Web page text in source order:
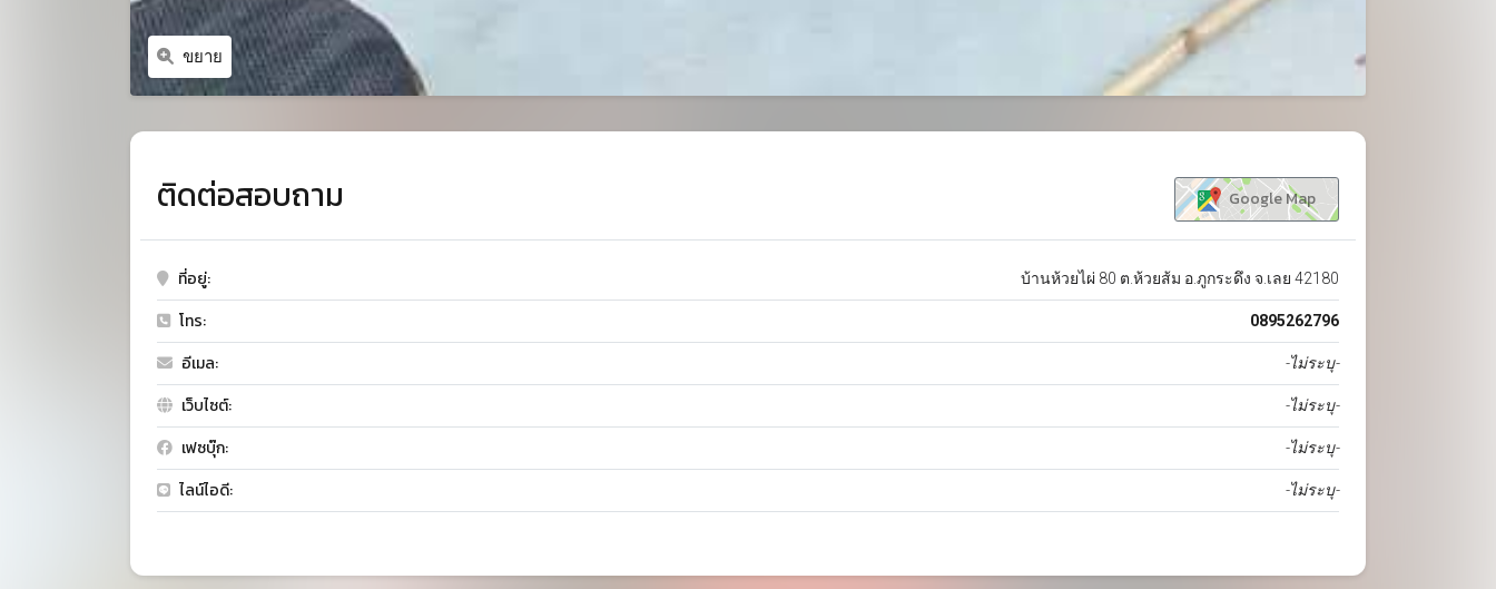
ขยาย
ติดต่อสอบถาม Google Map
ที่อยู่: บ้านห้วยไผ่ 80 ต.ห้วยส้ม อ.ภูกระดึง จ.เลย 42180
โทร: 0895262796
อีเมล: -ไม่ระบุ-
เว็บไซต์: -ไม่ระบุ-
เฟซบุ๊ก: -ไม่ระบุ-
ไลน์ไอดี: -ไม่ระบุ-